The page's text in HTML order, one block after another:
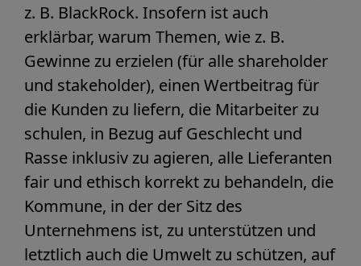
z. B. BlackRock. Insofern ist auch
erklärbar, warum Themen, wie z. B.
Gewinne zu erzielen (für alle shareholder
und stakeholder), einen Wertbeitrag für
die Kunden zu liefern, die Mitarbeiter zu
schulen, in Bezug auf Geschlecht und
Rasse inklusiv zu agieren, alle Lieferanten
fair und ethisch korrekt zu behandeln, die
Kommune, in der der Sitz des
Unternehmens ist, zu unterstützen und
letztlich auch die Umwelt zu schützen, auf